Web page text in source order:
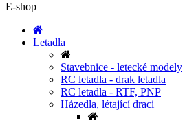
E-shop
Letadla
Stavebnice - letecké modely
RC letadla - drak letadla
RC letadla - RTF, PNP
Házedla, létající draci